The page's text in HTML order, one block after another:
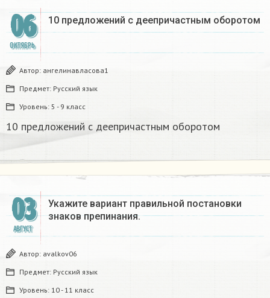
06
ОКТЯБРЬ
10 предложений с деепричастным оборотом
Автор: ангелинавласова1
Предмет: Русский язык
Уровень: 5 - 9 класс
10 предложений с деепричастным оборотом
03
АВГУСТ
Укажите вариант правильной постановки
знаков препинания.​
Автор: avalkov06
Предмет: Русский язык
Уровень: 10 - 11 класс